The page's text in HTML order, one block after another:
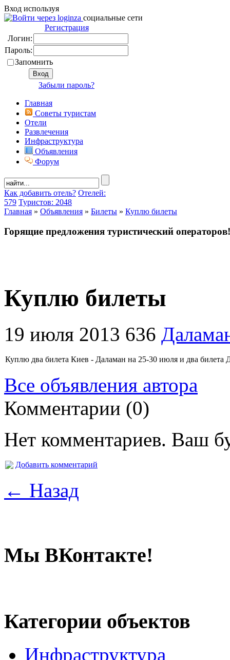
Вход используя
социальные сети
Регистрация
Логин:
Пароль:
Запомнить
Забыли пароль?
Главная
Советы туристам
Отели
Развлечения
Инфраструктура
Объявления
Форум
Как добавить отель? Отелей:
579 Туристов: 2048
Главная » Объявления » Билеты » Куплю билеты
Горящие предложения туристический операторов!
Куплю билеты
19 июля 2013 636
Куплю два билета Киев - Даламан на 25-30 июля и два билета
Все объявления автора
Комментарии (0)
Нет комментариев. Ваш
Добавить комментарий
← Назад
Мы ВКонтакте!
Категории объектов
Инфраструктура